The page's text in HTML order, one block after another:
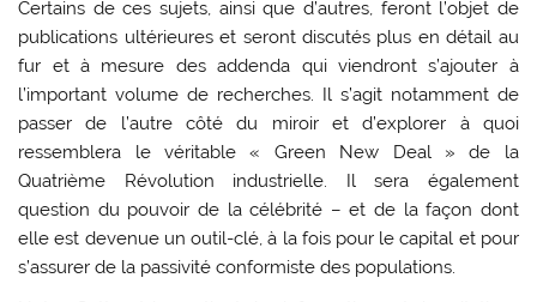
Certains de ces sujets, ainsi que d’autres, feront l’objet de
publications ultérieures et seront discutés plus en détail au
fur et à mesure des addenda qui viendront s’ajouter à
l’important volume de recherches. Il s’agit notamment de
passer de l’autre côté du miroir et d’explorer à quoi
ressemblera le véritable « Green New Deal » de la
Quatrième Révolution industrielle. Il sera également
question du pouvoir de la célébrité – et de la façon dont
elle est devenue un outil-clé, à la fois pour le capital et pour
s’assurer de la passivité conformiste des populations.